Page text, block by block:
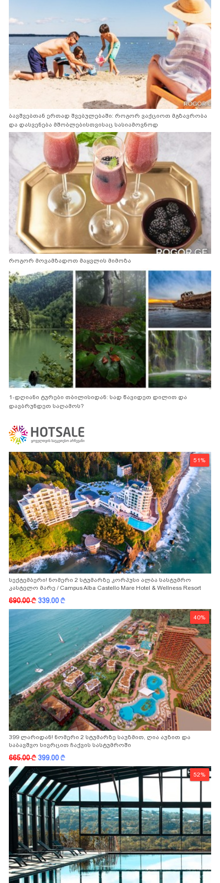
ბავშვებთან ერთად შვებულებაში: როგორ ვაქციოთ მგზავრობა
და დასვენება მშობლებისთვისაც სასიამოვნოდ
როგორ მოვამზადოთ მაყვლის მიმოზა
1-დღიანი ტურები თბილისიდან: სად წავიდეთ დილით და
დავბრუნდეთ საღამოს?
51%
სექტემბერი! ნომერი 2 სტუმარზე კორპუსი ალბა სასტუმრო
კასტელო მარე / Campus Alba Castello Mare Hotel & Wellness Resort
690.00k 339.00k
40%
399 ლარიდან! ნომერი 2 სტუმარზე საუზმით, ღია აუზით და
საბავშვო სივრცით ჩაქვის სასტუმროში
665.00k 399.00k
52%